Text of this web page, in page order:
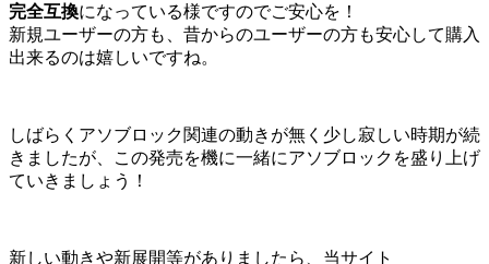
完全互換になっている様ですのでご安心を！
新規ユーザーの方も、昔からのユーザーの方も安心して購入
出来るのは嬉しいですね。
しばらくアソブロック関連の動きが無く少し寂しい時期が続
きましたが、この発売を機に一緒にアソブロックを盛り上げ
ていきましょう！
新しい動きや新展開等がありましたら、当サイト